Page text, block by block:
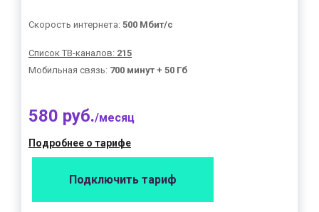
Скорость интернета: 500 Мбит/с
Список ТВ-каналов: 215
Мобильная связь: 700 минут + 50 Гб
580 руб./месяц
Подробнее о тарифе
Подключить тариф